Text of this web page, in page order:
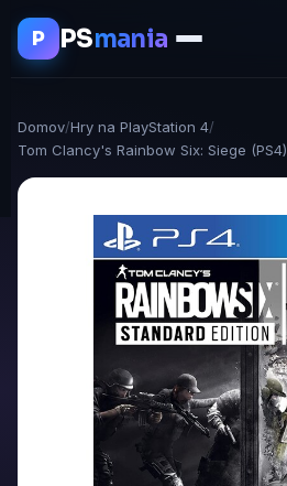
P PSmania
Domov/Hry na PlayStation 4/
Tom Clancy's Rainbow Six: Siege (PS4)